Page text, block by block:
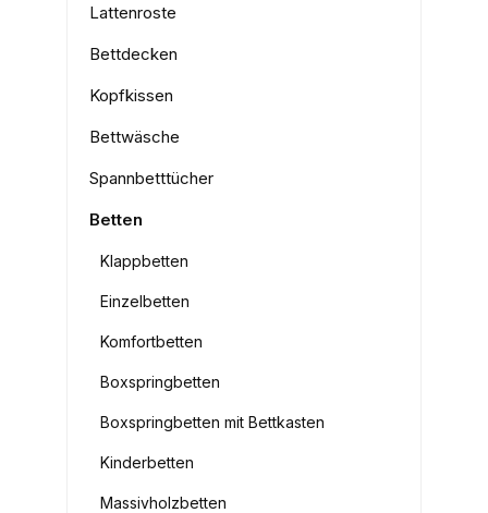
Lattenroste
Bettdecken
Kopfkissen
Bettwäsche
Spannbetttücher
Betten
Klappbetten
Einzelbetten
Komfortbetten
Boxspringbetten
Boxspringbetten mit Bettkasten
Kinderbetten
Massivholzbetten